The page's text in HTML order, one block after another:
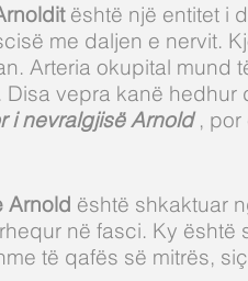
është një entitet i
me daljen e nervit.
Arteria okupital mund
Disa vepra kanë
i nevralgjisë Arnold, por
Arnold është shkaktuar
në fasci. Ky
të qafës së mitrës,